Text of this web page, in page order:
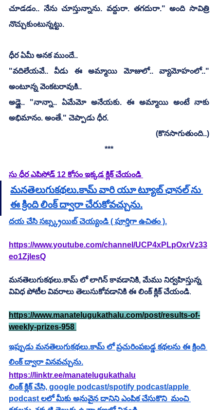
చూడడం.. నేను చూస్తున్నాను. వద్దురా. తగదురా." అంది సావిత్రి
నొచ్చుకుంటున్నట్టు.
ధీర ఏమీ అనక ముందే..
"వదిలేయవే.. వీడు ఈ అమ్మాయి మోజులో.. వ్యామోహంలో.."
అంటూన్న వెంకటరావుకి..
అడ్డై.. "నాన్నా.. ఏమేమో అనేయకు. ఈ అమ్మాయి అంటే నాకు
అభిమానం. అంతే." చెప్పాడు ధీర.
(కొనసాగుతుంది..)
***
సు ధీర ఎపిసోడ్ 12 కోసం ఇక్కడ క్లిక్ చేయండి
మనతెలుగుకథలు.కామ్ వారి యూ ట్యూబ్ ఛానల్ ను
ఈ క్రింది లింక్ ద్వారా చేరుకోవచ్చును.
దయ చేసి సబ్స్క్రయిబ్ చెయ్యండి ( పూర్తిగా ఉచితం ).
https://www.youtube.com/channel/UCP4xPLpOxrVz33
eo1ZjlesQ
మనతెలుగుకథలు.కామ్ లో లాగిన్ కావడానికి, మేము నిర్వహిస్తున్న
వివిధ పోటీల వివరాలు తెలుసుకోవడానికి ఈ లింక్ క్లిక్ చేయండి.
https://www.manatelugukathalu.com/post/results-of-
weekly-prizes-958
ఇప్పుడు మనతెలుగుకథలు.కామ్ లో ప్రచురింపబడ్డ కథలను ఈ క్రింది
లింక్ ద్వారా వినవచ్చును.
https://linktr.ee/manatelugukathalu
లింక్ క్లిక్ చేసి, google podcast/spotify podcast/apple
podcast లలో మీకు అనువైన దానిని ఎంపిక చేసుకొని  మంచి